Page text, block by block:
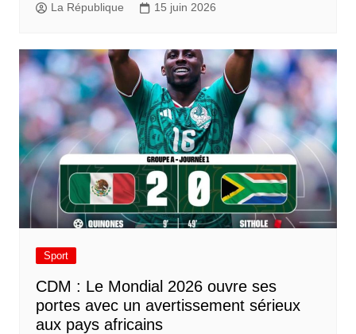
La République 15 juin 2026
Sport
CDM : Le Mondial 2026 ouvre ses
portes avec un avertissement sérieux
aux pays africains